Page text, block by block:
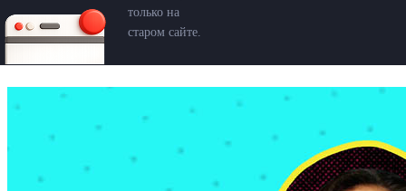
только на
старом сайте.